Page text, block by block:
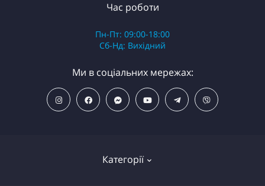
Категорії
Час роботи
Пн-Пт: 09:00-18:00
Сб-Нд: Вихідний
Ми в соціальних мережах: